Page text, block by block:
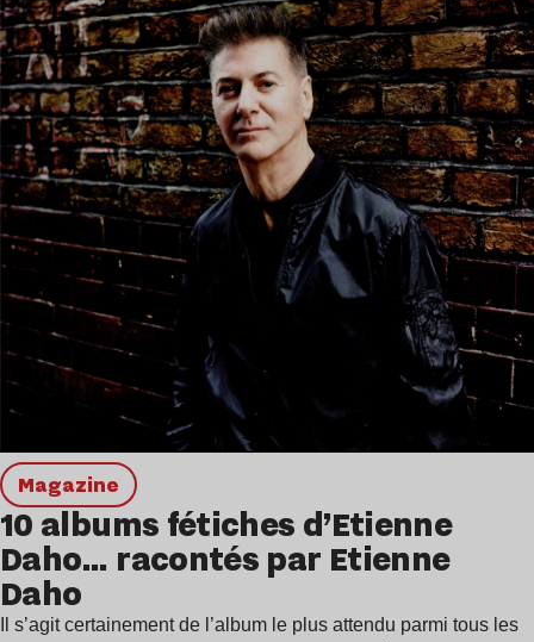
magazine
10 albums fétiches d’Etienne
Daho… racontés par Etienne
Daho
Il s’agit certainement de l’album le plus attendu parmi tous les